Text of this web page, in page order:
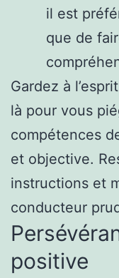
il est
que de
Gardez à
là pour vous
compétences
et objective.
instructions et
conducteur
positive